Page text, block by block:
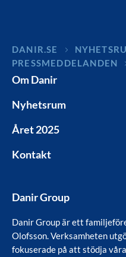
DANIR
PRESSMEDDELANDEN
Om Danir
Nyhetsrum
Året 2025
Kontakt
Danir Group
Danir Group är ett
Olofsson. Verksamheten
fokuserade på att stödja